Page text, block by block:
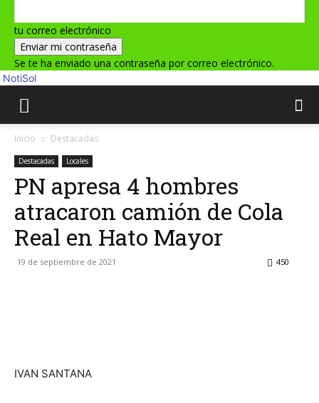
tu correo electrónico
Se te ha enviado una contraseña por correo electrónico.
NotiSol
Inicio Destacadas
Destacadas Locales
PN apresa 4 hombres
atracaron camión de Cola
Real en Hato Mayor
19 de septiembre de 2021 450
IVAN SANTANA